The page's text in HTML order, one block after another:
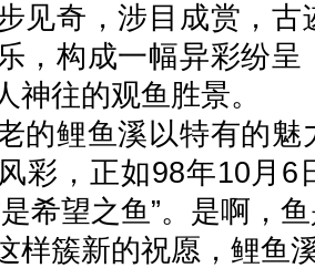
见奇，涉目成赏，
，构成一幅异彩
神往的观鱼胜景。
的鲤鱼溪以特有的
彩，正如98年10月6
希望之鱼”。是啊，
样簇新的祝愿，鲤鱼